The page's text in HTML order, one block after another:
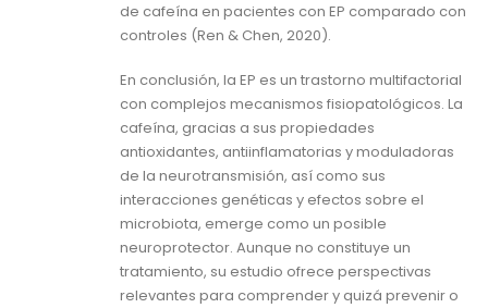
de cafeína en pacientes con EP comparado con
controles (Ren & Chen, 2020).
En conclusión, la EP es un trastorno multifactorial
con complejos mecanismos fisiopatológicos. La
cafeína, gracias a sus propiedades
antioxidantes, antiinflamatorias y moduladoras
de la neurotransmisión, así como sus
interacciones genéticas y efectos sobre el
microbiota, emerge como un posible
neuroprotector. Aunque no constituye un
tratamiento, su estudio ofrece perspectivas
relevantes para comprender y quizá prevenir o